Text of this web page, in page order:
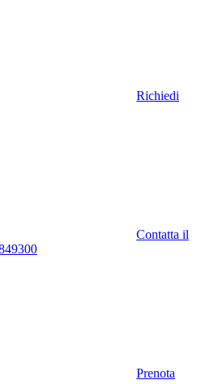
Richiedi
Contatta il
Prenota